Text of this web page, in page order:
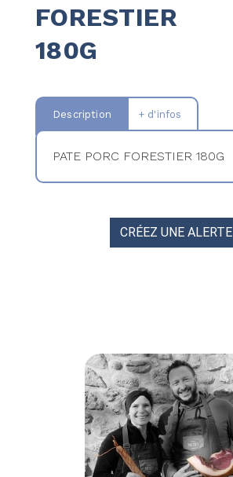
FORESTIER
180G
Description + d'infos
PATE PORC FORESTIER 180G
CRÉEZ UNE ALERTE